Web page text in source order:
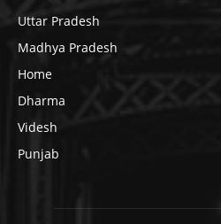
Uttar Pradesh
Madhya Pradesh
Home
Dharma
Videsh
Punjab